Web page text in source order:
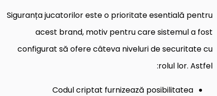
Siguranța jucatorilor este o prioritate esentială pentru
acest brand, motiv pentru care sistemul a fost
configurat să ofere câteva niveluri de securitate cu
rolul lor. Astfel:
Codul criptat furnizează posibilitatea